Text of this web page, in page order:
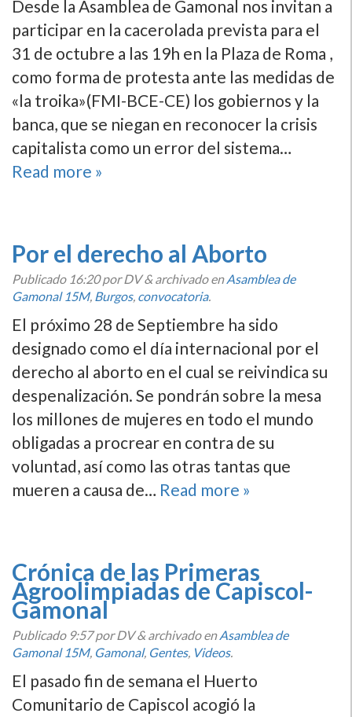
Desde la Asamblea de Gamonal nos invitan a
participar en la cacerolada prevista para el
31 de octubre a las 19h en la Plaza de Roma ,
como forma de protesta ante las medidas de
«la troika»(FMI-BCE-CE) los gobiernos y la
banca, que se niegan en reconocer la crisis
capitalista como un error del sistema…
Read more »
Por el derecho al Aborto
Publicado 16:20por DV&archivado enAsamblea de
Gamonal 15M, Burgos, convocatoria.
El próximo 28 de Septiembre ha sido
designado como el dí­a internacional por el
derecho al aborto en el cual se reivindica su
despenalización. Se pondrán sobre la mesa
los millones de mujeres en todo el mundo
obligadas a procrear en contra de su
voluntad, así­ como las otras tantas que
mueren a causa de… Read more »
Crónica de las Primeras
Agroolimpiadas de Capiscol-
Gamonal
Publicado 9:57por DV&archivado enAsamblea de
Gamonal 15M, Gamonal, Gentes, Videos.
El pasado fin de semana el Huerto
Comunitario de Capiscol acogió la